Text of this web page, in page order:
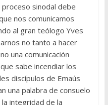
sinodal debe
nos comunicamos
al gran teólogo Yves
no tanto a hacer
una comunicación
sabe incendiar los
discípulos de Emaús
una palabra de consuelo
integridad de la